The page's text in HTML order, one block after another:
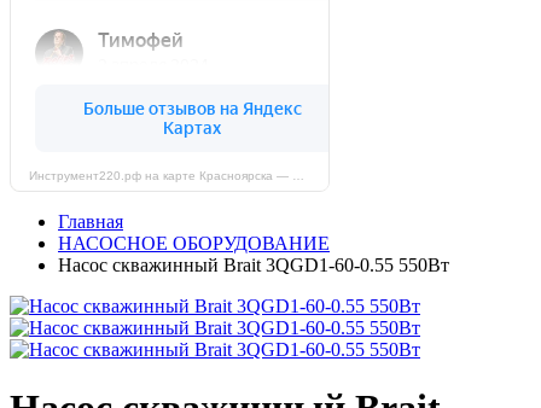
Главная
НАСОСНОЕ ОБОРУДОВАНИЕ
Насос скважинный Brait 3QGD1-60-0.55 550Вт